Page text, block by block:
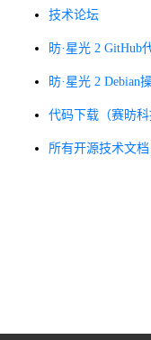
技术论坛
昉·星光 2 GitHub
昉·星光 2 Debian
代码下载（赛昉科
所有开源技术文档